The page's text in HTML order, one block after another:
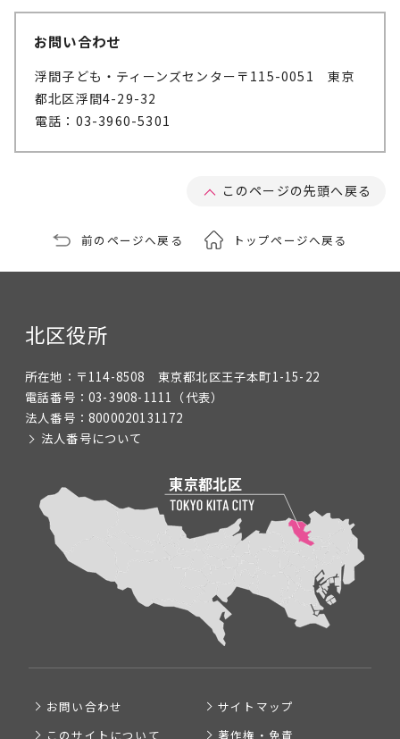
お問い合わせ
浮間子ども・ティーンズセンター 〒115-0051 東京
都北区浮間4-29-32
電話：03-3960-5301
このページの先頭へ戻る
前のページへ戻る トップページへ戻る
北区役所
所在地： 〒114-8508 東京都北区王子本町1-15-22
電話番号： 03-3908-1111 （代表）
法人番号： 8000020131172
法人番号について
お問い合わせ
サイトマップ
このサイトについて
著作権・免責